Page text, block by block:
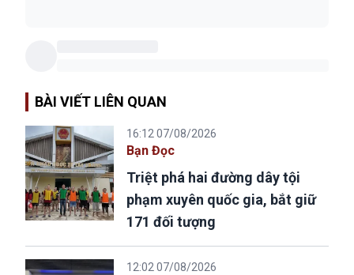
BÀI VIẾT LIÊN QUAN
16:12 07/08/2026
Bạn Đọc
Triệt phá hai đường dây tội
phạm xuyên quốc gia, bắt giữ
171 đối tượng
12:02 07/08/2026